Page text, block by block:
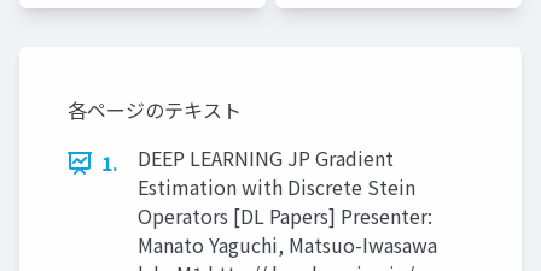
各ページのテキスト
1.
DEEP LEARNING JP Gradient
Estimation with Discrete Stein
Operators [DL Papers] Presenter:
Manato Yaguchi, Matsuo-Iwasawa